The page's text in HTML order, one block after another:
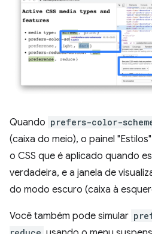
Quando prefers-color-
(caixa do meio), o painel
o CSS que é aplicado quando
verdadeira, e a janela de
do modo escuro (caixa à
Você também pode simular